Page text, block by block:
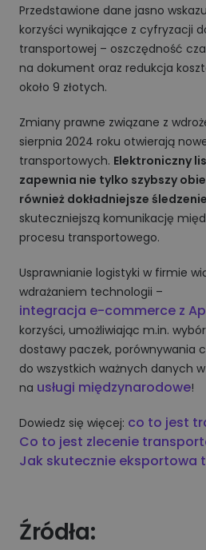
Przedstawione dane jasno
korzyści wynikające z cyfryzacji
transportowej – oszczędność
na dokument oraz redukcja
około 9 złotych.
Zmiany prawne związane z
sierpnia 2024 roku otwierają
transportowych. Elektroniczny
zapewnia nie tylko szybszy
również dokładniejsze
skuteczniejszą komunikację
procesu transportowego.
Usprawnianie logistyki w firmie
wdrażaniem technologii –
integracja e-commerce z
korzyści, umożliwiając m.in.
dostawy paczek, porównywania
do wszystkich ważnych danych
na usługi międzynarodowe!
Dowiedz się więcej: co to jest
Co to jest zlecenie
Jak skutecznie eksportowa
Źródła: